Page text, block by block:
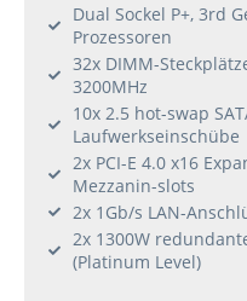
Dual Sockel P+, 3rd
Prozessoren
32x DIMM-
3200MHz
10x 2.5 hot-swap
Laufwerkseinschübe
2x PCI-E 4.0 x16
Mezzanin-slots
2x 1Gb/s LAN-
2x 1300W
(Platinum Level)